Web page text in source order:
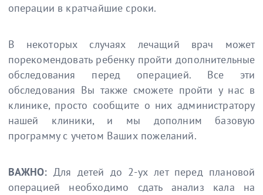
операции в кратчайшие сроки.
В некоторых случаях лечащий врач может
порекомендовать ребенку пройти дополнительные
обследования перед операцией. Все эти
обследования Вы также сможете пройти у нас в
клинике, просто сообщите о них администратору
нашей клиники, и мы дополним базовую
программу с учетом Ваших пожеланий.
ВАЖНО: Для детей до 2-ух лет перед плановой
операцией необходимо сдать анализ кала на